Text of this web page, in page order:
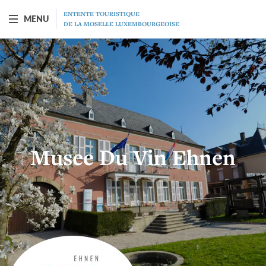
MENU
ENTENTE TOURISTIQUE
DE LA MOSELLE LUXEMBOURGEOISE
BATEAU "PRINCESSE-MARIE-ASTRID"
Présentation
Horaires
Tarifs
Restaurant
MICE
Chèque-cadeau
Programme
Musee Du Vin Ehnen